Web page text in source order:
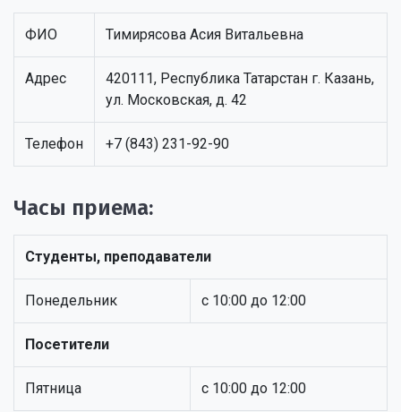
ФИО Тимирясова Асия Витальевна
Адрес
420111, Республика Татарстан г. Казань,
ул. Московская, д. 42
Телефон +7 (843) 231-92-90
Часы приема:
Студенты, преподаватели
Понедельник с 10:00 до 12:00
Посетители
Пятница с 10:00 до 12:00